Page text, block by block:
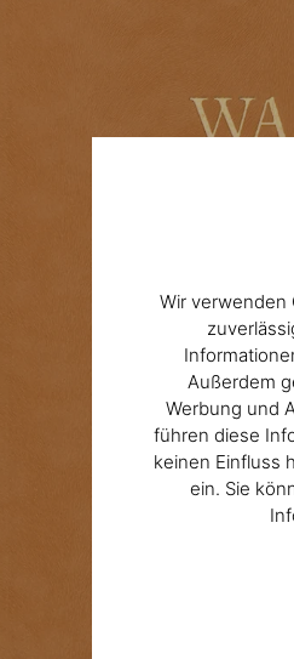
Wir verwenden
Außerdem
Werbung und
führen diese
keinen Einfluss
ein. Sie